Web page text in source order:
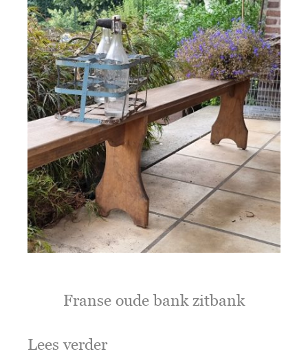
Franse oude bank zitbank
Lees verder